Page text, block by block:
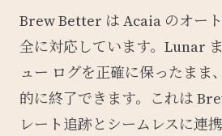
Brew Better は Acaia のオー
全に対応しています。Lunar
ュー ログを正確に保ったまま
的に終了できます。これは
レート追跡とシームレスに連携